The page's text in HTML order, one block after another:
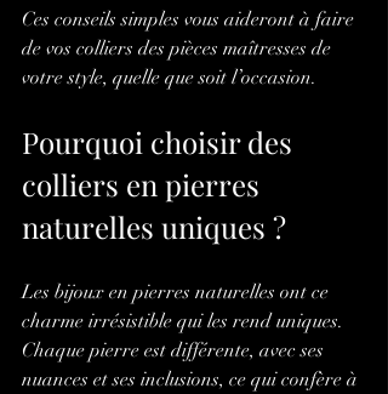
Ces conseils simples vous aideront à faire
de vos colliers des pièces maîtresses de
votre style, quelle que soit l’occasion.
Pourquoi choisir des
colliers en pierres
naturelles uniques ?
Les bijoux en pierres naturelles ont ce
charme irrésistible qui les rend uniques.
Chaque pierre est différente, avec ses
nuances et ses inclusions, ce qui confère à